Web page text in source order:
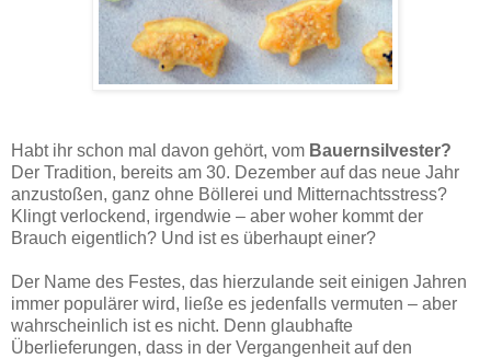
Habt ihr schon mal davon gehört, vom Bauernsilvester?
Der Tradition, bereits am 30. Dezember auf das neue Jahr
anzustoßen, ganz ohne Böllerei und Mitternachtsstress?
Klingt verlockend, irgendwie – aber woher kommt der
Brauch eigentlich? Und ist es überhaupt einer?
Der Name des Festes, das hierzulande seit einigen Jahren
immer populärer wird, ließe es jedenfalls vermuten – aber
wahrscheinlich ist es nicht. Denn glaubhafte
Überlieferungen, dass in der Vergangenheit auf den